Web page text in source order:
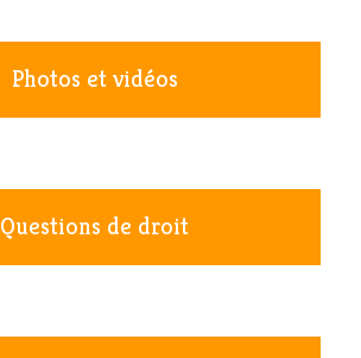
Photos et vidéos
Questions de droit